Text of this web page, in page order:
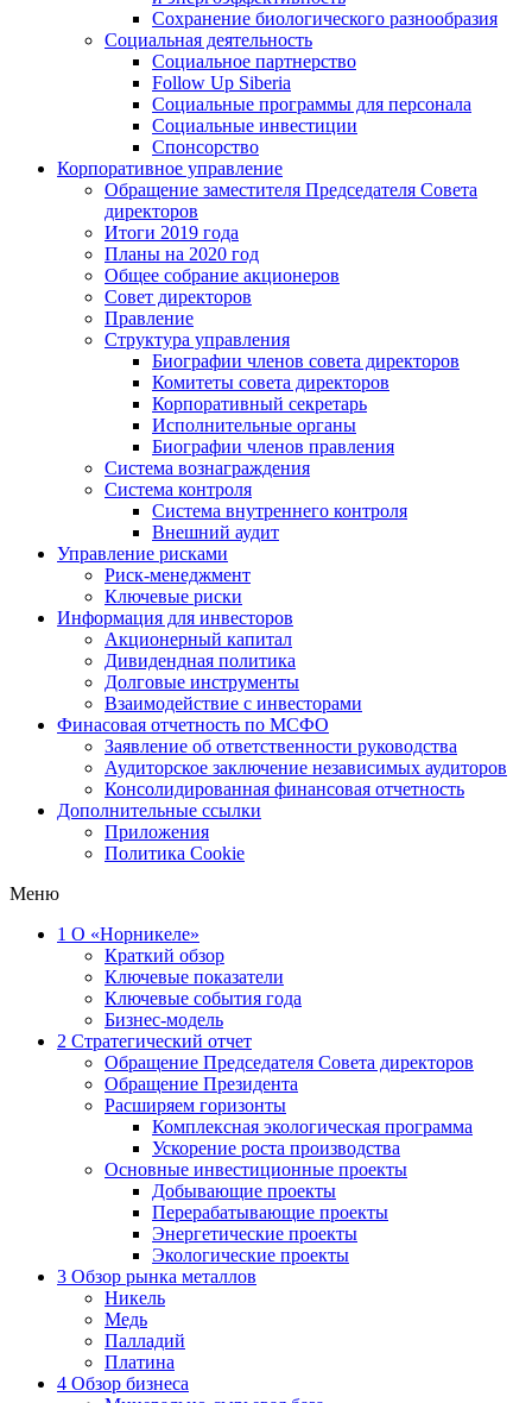
Сохранение биологического разнообразия
Социальная деятельность
Социальное партнерство
Follow Up Siberia
Социальные программы для персонала
Социальные инвестиции
Спонсорство
Корпоративное управление
Обращение заместителя Председателя Совета
директоров
Итоги 2019 года
Планы на 2020 год
Общее собрание акционеров
Совет директоров
Правление
Структура управления
Биографии членов совета директоров
Комитеты совета директоров
Корпоративный секретарь
Исполнительные органы
Биографии членов правления
Система вознаграждения
Система контроля
Система внутреннего контроля
Внешний аудит
Управление рисками
Риск-менеджмент
Ключевые риски
Информация для инвесторов
Акционерный капитал
Дивидендная политика
Долговые инструменты
Взаимодействие с инвеcторами
Финасовая отчетность по МСФО
Заявление об ответственности руководства
Аудиторское заключение независимых аудиторов
Консолидированная финансовая отчетность
Дополнительные ссылки
Приложения
Политика Cookie
Меню
1 О «Норникеле»
Краткий обзор
Ключевые показатели
Ключевые события года
Бизнес-модель
2 Стратегический отчет
Обращение Председателя Совета директоров
Обращение Президента
Расширяем горизонты
Комплексная экологическая программа
Ускорение роста производства
Основные инвестиционные проекты
Добывающие проекты
Перерабатывающие проекты
Энергетические проекты
Экологические проекты
3 Обзор рынка металлов
Никель
Медь
Палладий
Платина
4 Обзор бизнеса